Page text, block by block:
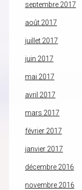
septembre 2017
août 2017
juillet 2017
juin 2017
mai 2017
avril 2017
mars 2017
février 2017
janvier 2017
décembre 2016
novembre 2016